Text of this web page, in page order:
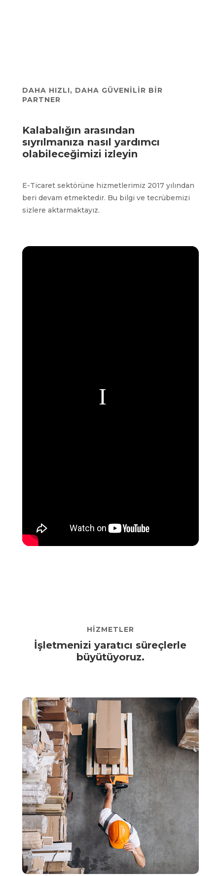
DAHA HIZLI, DAHA GÜVENİLİR BİR
PARTNER
Kalabalığın arasından
sıyrılmanıza nasıl yardımcı
olabileceğimizi izleyin
E-Ticaret sektörüne hizmetlerimiz 2017 yılından
beri devam etmektedir. Bu bilgi ve tecrübemizi
sizlere aktarmaktayız.
HİZMETLER
İşletmenizi yaratıcı süreçlerle
büyütüyoruz.